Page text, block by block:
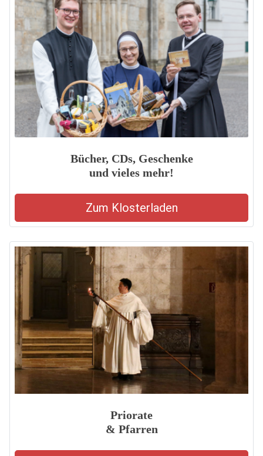
Bücher, CDs, Geschenke
und vieles mehr!
Zum Klosterladen
Priorate
& Pfarren